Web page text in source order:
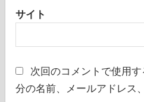
サイト
次回のコメントで使用
分の名前、メールアドレス